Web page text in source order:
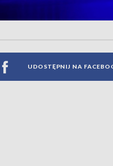
UDOSTĘPNIJ NA